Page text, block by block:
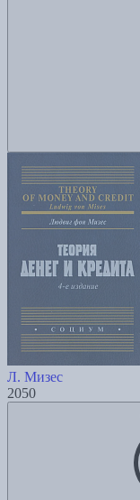
Л. Мизес
2050